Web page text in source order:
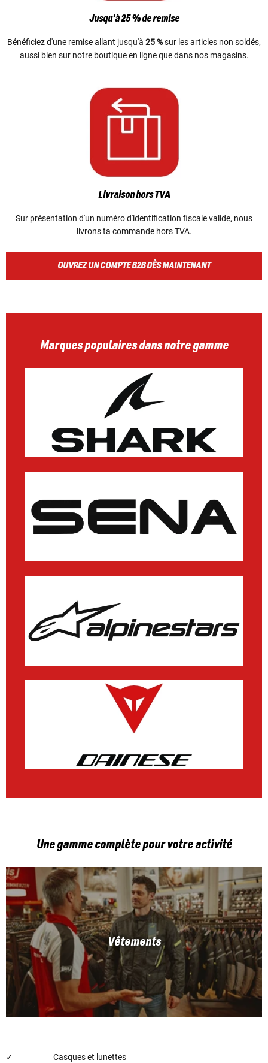
Jusqu'à 25 % de remise
Bénéficiez d'une remise allant jusqu'à 25 %sur les articles non soldés,
aussi bien sur notre boutique en ligne que dans nos magasins.
Livraison hors TVA
Sur présentation d'un numéro d'identification fiscale valide, nous
livrons ta commande hors TVA.
OUVREZ UN COMPTE B2B DÈS MAINTENANT
Marques populaires dans notre gamme
Une gamme complète pour votre activité
Vêtements
✓ Casques et lunettes